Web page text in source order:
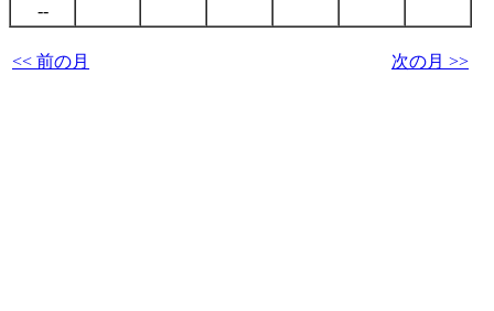
--
<< 前の月 次の月 >>